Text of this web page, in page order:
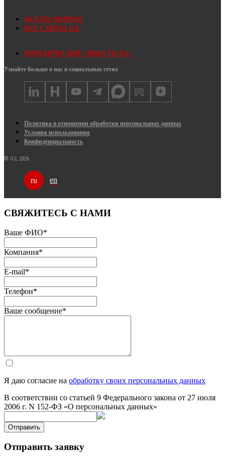
ЗАДАТЬ ВОПРОС
ВСЕ САЙТЫ ICL
ЮРИДИЧЕСКИЕ ЛИЦА ГК ICL
Узнайте больше о нас в социальных сетях
Политика в отношении обработки персональных данных
Условия использования
Конфиденциальность
© ICL 2026
ru en
СВЯЖИТЕСЬ С НАМИ
Ваше ФИО*
Компания*
E-mail*
Телефон*
Ваше сообщение*
Я даю согласие на обработку своих персональных данных
В соответствии со статьей 9 Федерального закона от 27 июля
2006 г. N 152-ФЗ «О персональных данных»
Отправить
Отправить заявку